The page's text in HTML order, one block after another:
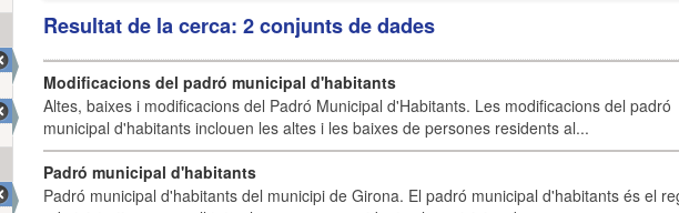
Resultat de la cerca: 2 conjunts de dades
Modificacions del padró municipal d'habitants
Altes, baixes i modificacions del Padró Municipal d'Habitants. Les modificacions del padró
municipal d'habitants inclouen les altes i les baixes de persones residents al...
Padró municipal d'habitants
Padró municipal d'habitants del municipi de Girona. El padró municipal d'habitants és el